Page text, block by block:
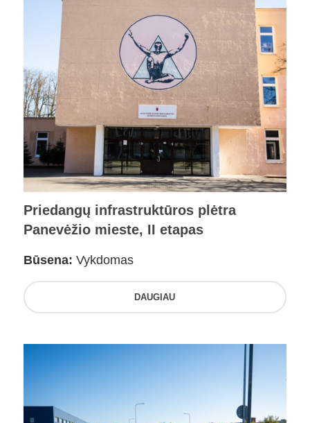
Priedangų infrastruktūros plėtra
Panevėžio mieste, II etapas
Būsena: Vykdomas
DAUGIAU